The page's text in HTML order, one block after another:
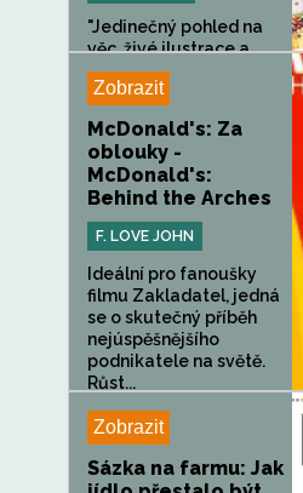
"Jedinečný pohled na
věc, živé ilustrace a...
Zobrazit
McDonald's: Za
oblouky -
McDonald's:
Behind the Arches
F. LOVE JOHN
Ideální pro fanoušky
filmu Zakladatel, jedná
se o skutečný příběh
nejúspěšnějšího
podnikatele na světě.
Růst...
Zobrazit
Sázka na farmu: Jak